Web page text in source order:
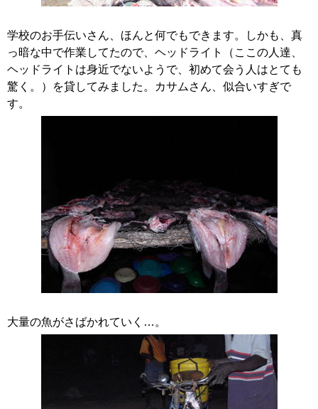
学校のお手伝いさん、ほんと何でもできます。しかも、真
っ暗な中で作業してたので、ヘッドライト（ここの人達、
ヘッドライトは身近でないようで、初めて会う人はとても
驚く。）を貸してみました。カサムさん、似合いすぎで
す。
大量の魚がさばかれていく…。